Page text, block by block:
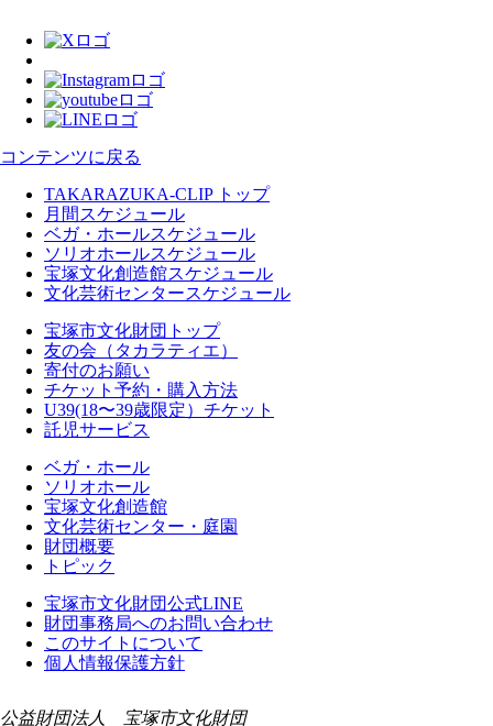
コンテンツに戻る
TAKARAZUKA-CLIP トップ
月間スケジュール
ベガ・ホールスケジュール
ソリオホールスケジュール
宝塚文化創造館スケジュール
文化芸術センタースケジュール
宝塚市文化財団トップ
友の会（タカラティエ）
寄付のお願い
チケット予約・購入方法
U39(18〜39歳限定）チケット
託児サービス
ベガ・ホール
ソリオホール
宝塚文化創造館
文化芸術センター・庭園
財団概要
トピック
宝塚市文化財団公式LINE
財団事務局へのお問い合わせ
このサイトについて
個人情報保護方針
公益財団法人 宝塚市文化財団